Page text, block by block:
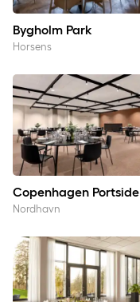
Bygholm Park
Horsens
Copenhagen Portside
Copenhagen Portside
Nordhavn
Holte